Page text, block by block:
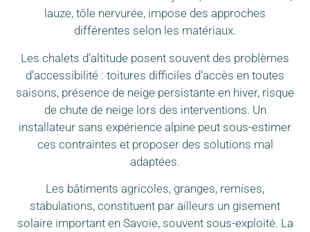
lauze, tôle nervurée, impose des approches
différentes selon les matériaux.
Les chalets d’altitude posent souvent des problèmes
d’accessibilité : toitures difficiles d’accès en toutes
saisons, présence de neige persistante en hiver, risque
de chute de neige lors des interventions. Un
installateur sans expérience alpine peut sous-estimer
ces contraintes et proposer des solutions mal
adaptées.
Les bâtiments agricoles, granges, remises,
stabulations, constituent par ailleurs un gisement
solaire important en Savoie, souvent sous-exploité. La